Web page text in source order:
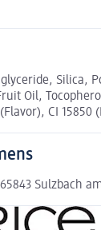
Silica,
Oil,
CI 15850
Sulzbach